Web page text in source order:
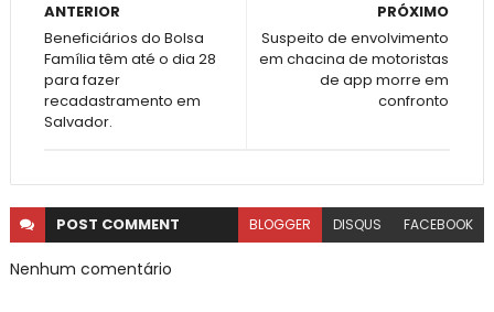
PRÓXIMO
Suspeito de envolvimento
em chacina de motoristas
de app morre em
confronto
ANTERIOR
Beneficiários do Bolsa
Família têm até o dia 28
para fazer
recadastramento em
Salvador.
POST COMMENT BLOGGER DISQUS FACEBOOK
Nenhum comentário